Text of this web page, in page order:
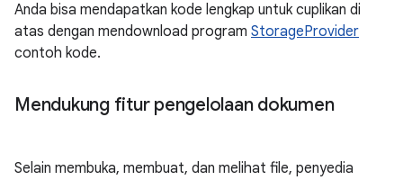
Anda bisa mendapatkan kode lengkap untuk cuplikan di
atas dengan mendownload program StorageProvider
contoh kode.
Mendukung fitur pengelolaan dokumen
Selain membuka, membuat, dan melihat file, penyedia